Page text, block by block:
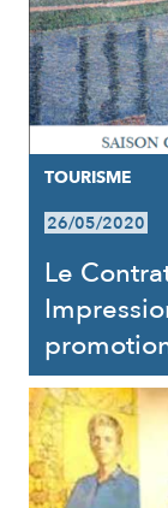
TOURISME
26/05/2020
Le